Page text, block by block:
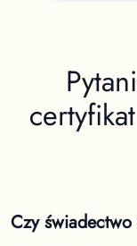
Czy